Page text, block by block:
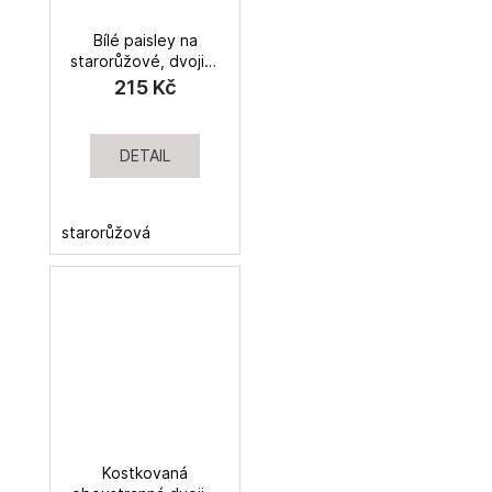
Bílé paisley na
starorůžové, dvojitá
gázovina
215 Kč
DETAIL
starorůžová
Kostkovaná